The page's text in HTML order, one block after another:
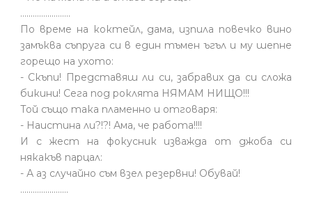
........................
По време на коктейл, дама, изпила повечко вино
замъква съпруга си в един тъмен ъгъл и му шепне
горещо на ухото:
- Скъпи! Представяш ли си, забравих да си сложа
бикини! Сега под роклята НЯМАМ НИЩО!!!
Той също така пламенно и отговаря:
- Наистина ли?!?! Ама, че работа!!!!
И с жест на фокусник изважда от джоба си
някакъв парцал:
- А аз случайно съм взел резервни! Обувай!
.......................